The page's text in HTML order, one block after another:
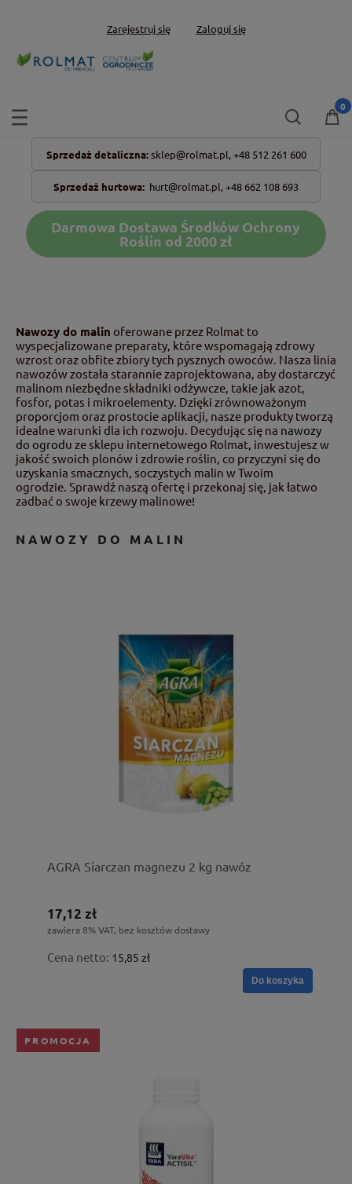
Zarejestruj się Zaloguj się
Sprzedaż detaliczna: sklep@rolmat.pl, +48 512 261 600
Sprzedaż hurtowa: hurt@rolmat.pl,+48 662 108 693
Darmowa Dostawa Środków Ochrony
Roślin od 2000 zł
Nawozy do malin oferowane przez Rolmat to
wyspecjalizowane preparaty, które wspomagają zdrowy
wzrost oraz obfite zbiory tych pysznych owoców. Nasza linia
nawozów została starannie zaprojektowana, aby dostarczyć
malinom niezbędne składniki odżywcze, takie jak azot,
fosfor, potas i mikroelementy. Dzięki zrównoważonym
proporcjom oraz prostocie aplikacji, nasze produkty tworzą
idealne warunki dla ich rozwoju. Decydując się na nawozy
do ogrodu ze sklepu internetowego Rolmat, inwestujesz w
jakość swoich plonów i zdrowie roślin, co przyczyni się do
uzyskania smacznych, soczystych malin w Twoim
ogrodzie. Sprawdź naszą ofertę i przekonaj się, jak łatwo
zadbać o swoje krzewy malinowe!
NAWOZY DO MALIN
AGRA Siarczan magnezu 2 kg nawóz
17,12 zł
zawiera 8% VAT, bez kosztów dostawy
Cena netto: 15,85 zł
Do koszyka
PROMOCJA